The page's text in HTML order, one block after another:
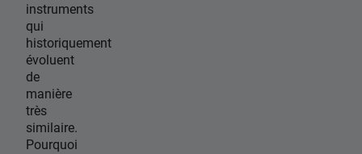
instruments
qui
historiquement
évoluent
de
manière
très
similaire.
Pourquoi